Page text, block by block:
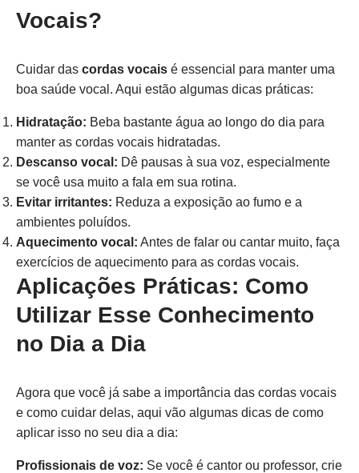
Vocais?
Cuidar das cordas vocais é essencial para manter uma
boa saúde vocal. Aqui estão algumas dicas práticas:
Hidratação: Beba bastante água ao longo do dia para
manter as cordas vocais hidratadas.
Descanso vocal: Dê pausas à sua voz, especialmente
se você usa muito a fala em sua rotina.
Evitar irritantes: Reduza a exposição ao fumo e a
ambientes poluídos.
Aquecimento vocal: Antes de falar ou cantar muito, faça
exercícios de aquecimento para as cordas vocais.
Aplicações Práticas: Como
Utilizar Esse Conhecimento
no Dia a Dia
Agora que você já sabe a importância das cordas vocais
e como cuidar delas, aqui vão algumas dicas de como
aplicar isso no seu dia a dia:
Profissionais de voz: Se você é cantor ou professor, crie